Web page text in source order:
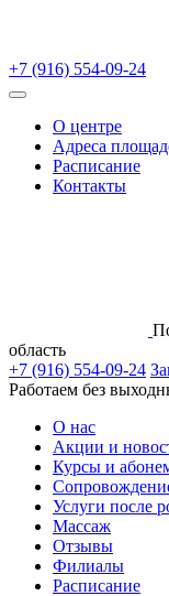
+7 (916) 554-09-24
О центре
Адреса
Расписание
Контакты
область
+7 (916) 554-09-24
Работаем без
О нас
Акции и
Курсы и
Услуги после
Массаж
Отзывы
Филиалы
Расписание